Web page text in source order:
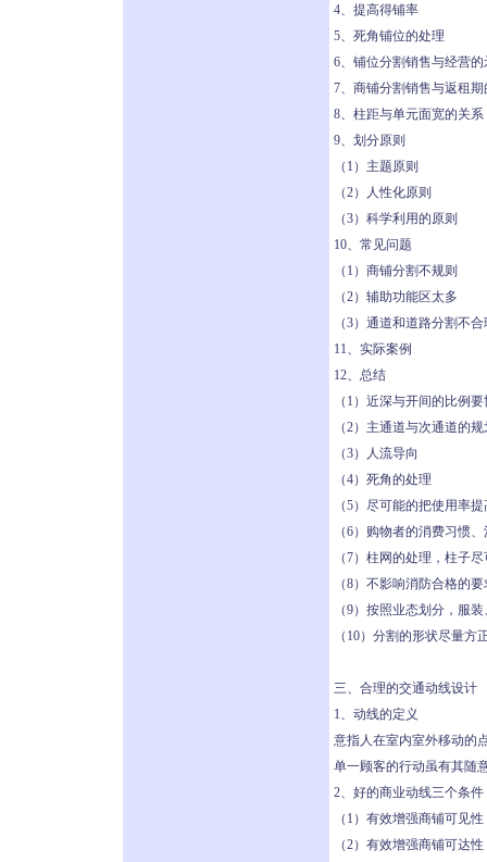
4、提高得铺率
5、死角铺位的处理
6、铺位分割销售与经营的
7、商铺分割销售与返租期
8、柱距与单元面宽的关系
9、划分原则
（1）主题原则
（2）人性化原则
（3）科学利用的原则
10、常见问题
（1）商铺分割不规则
（2）辅助功能区太多
（3）通道和道路分割不合
11、实际案例
12、总结
（1）近深与开间的比例
（2）主通道与次通道的
（3）人流导向
（4）死角的处理
（5）尽可能的把使用率
（6）购物者的消费习惯
（7）柱网的处理，柱子
（8）不影响消防合格的要
（9）按照业态划分，服
（10）分割的形状尽量方
三、合理的交通动线设计
1、动线的定义
意指人在室内室外移动的
单一顾客的行动虽有其随
2、好的商业动线三个条件
（1）有效增强商铺可见性
（2）有效增强商铺可达性